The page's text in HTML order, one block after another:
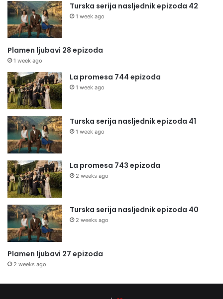
Turska serija nasljednik epizoda 42
1 week ago
Plamen ljubavi 28 epizoda
1 week ago
La promesa 744 epizoda
1 week ago
Turska serija nasljednik epizoda 41
1 week ago
La promesa 743 epizoda
2 weeks ago
Turska serija nasljednik epizoda 40
2 weeks ago
Plamen ljubavi 27 epizoda
2 weeks ago